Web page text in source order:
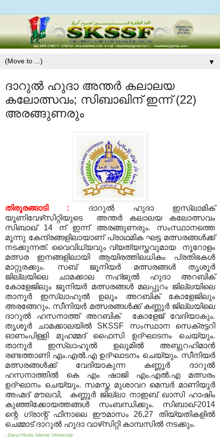
▼
ദാറുല്‍ ഹുദാ അന്തര്‍ കലാലയ
കലോത്സവം; സിബാഖിന് ഇന്ന് (22)
അരങ്ങുണരും
തിരൂരങ്ങാടി : ദാറുല്‍ ഹുദാ ഇസ്‌ലാമിക്
യൂണിവേഴ്‌സിറ്റിയുടെ അന്തര്‍ കലാലയ കലോത്സവം
സിബാഖ് 14 ന് ഇന്ന് അരങ്ങുണരും. സംസ്ഥാനത്തെ
മൂന്നു കേന്ദ്രങ്ങളിലായാണ് പ്രാഥമിക ഘട്ട മത്സരങ്ങള്‍ക്ക്
നടക്കുന്നത്. വൈവിധ്യവും വ്യത്യസ്തവുമായ നൂറോളം
മത്സര ഇനങ്ങളിലായി ആയിരത്തിലധികം പ്രതിഭകള്‍
മാറ്റുരക്കും. സബ് ജൂനിയര്‍ മത്സരങ്ങള്‍ തൃശൂര്‍
ജില്ലയിലെ ചാമക്കാല നഹ്ജുല്‍ ഹുദാ അറബിക്
കോളേജിലും ജൂനിയര്‍ മത്സരങ്ങള്‍ മലപ്പുറം ജില്ലയിലെ
താനൂര്‍ ഇസ്‌ലാഹുല്‍ ഉലൂം അറബിക് കോളേജിലും
അരങ്ങേറും. സീനിയര്‍ മത്സരങ്ങള്‍ക്ക് കണ്ണൂര്‍ ജില്ലയിലെ
ദാറുല്‍ ഹസനാത്ത് അറബിക് കോളേജ് വേദിയാകും.
തൃശൂര്‍ ചാമക്കാലയില്‍ SKSSF സംസ്ഥാന സെക്രട്ടറി
ഓണംപിള്ളി മുഹമ്മദ് ഫൈസി ഉദ്ഘാടനം ചെയ്യും.
താനൂര്‍ ഇസ്‌ലാഹൂല്‍ ഉലൂമില്‍ അബ്ദുറഹിമാന്‍
രണ്ടത്താണി എം.എല്‍.എ ഉദ്ഘാടനം ചെയ്യും. സീനിയര്‍
മത്സരങ്ങള്‍ക്ക് വേദിയാകുന്ന കണ്ണൂര്‍ ദാറുല്‍
ഹസനാത്തില്‍ കെ എം ഷാജി എം.എല്‍.എ മത്സരം
ഉദ്ഘാനം ചെയ്യും. സമസ്ത മുശാവറ മെമ്പര്‍ മാണിയൂര്‍
അഹ്മദ് മൗലവി, കണ്ണൂര്‍ ജില്ലാ നാഇബ് ഖാസി ഹാഷിം
കുഞ്ഞിക്കോയത്തങ്ങള്‍ സംബന്ധിക്കും. സിബാഖ്-2014
ന്റെ ഗ്രാന്റ് ഫിനാലെ ഈമാസം 26,27 തിയ്യതികളില്‍
ചെമ്മാട് ദാറുല്‍ ഹുദാ വാഴ്‌സിറ്റി കാമ്പസില്‍ നടക്കും.
- Darul Huda Islamic University